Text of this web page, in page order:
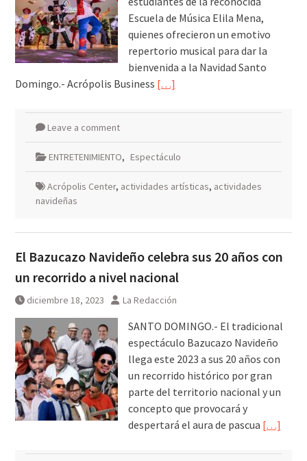
Escuela de Música Elila Mena,
quienes ofrecieron un emotivo
repertorio musical para dar la
bienvenida a la Navidad Santo
Domingo.- Acrópolis Business […]
Leave a comment
ENTRETENIMIENTO, Espectáculo
Acrópolis Center, actividades artísticas, actividades
navideñas
El Bazucazo Navideño celebra sus 20 años con
un recorrido a nivel nacional
diciembre 18, 2023 La Redacción
SANTO DOMINGO.- El tradicional
espectáculo Bazucazo Navideño
llega este 2023 a sus 20 años con
un recorrido histórico por gran
parte del territorio nacional y un
concepto que provocará y
despertará el aura de pascua […]